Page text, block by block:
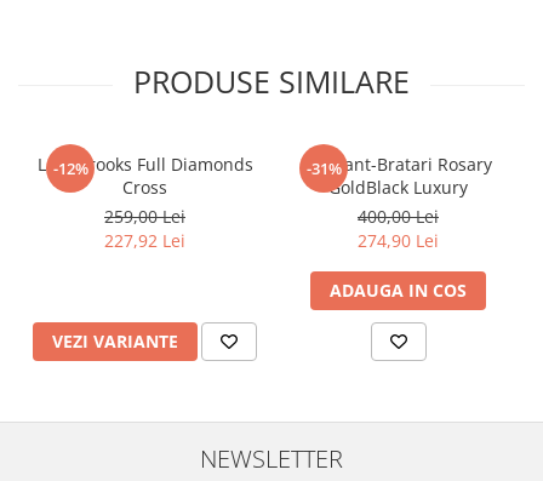
PRODUSE SIMILARE
-12%
Lant Brooks Full Diamonds
Cross
259,00 Lei
227,92 Lei
VEZI VARIANTE
-31%
Set Lant-Bratari Rosary
GoldBlack Luxury
400,00 Lei
274,90 Lei
ADAUGA IN COS
NEWSLETTER